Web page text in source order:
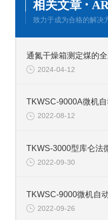
相关文章 ·
致力于成为合格的解决
通氮干燥箱测定煤的
2024-04-12
2022-08-12
2022-09-30
2022-09-26